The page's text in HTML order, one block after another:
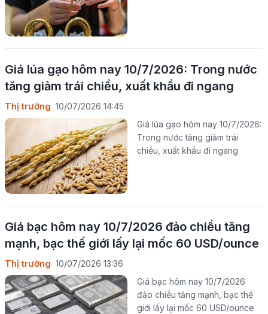
Giá lúa gạo hôm nay 10/7/2026: Trong nước
tăng giảm trái chiều, xuất khẩu đi ngang
Thị trường 10/07/2026 14:45
Giá lúa gạo hôm nay 10/7/2026:
Trong nước tăng giảm trái
chiều, xuất khẩu đi ngang
Giá bạc hôm nay 10/7/2026 đảo chiều tăng
mạnh, bạc thế giới lấy lại mốc 60 USD/ounce
Thị trường 10/07/2026 13:36
Giá bạc hôm nay 10/7/2026
đảo chiều tăng mạnh, bạc thế
giới lấy lại mốc 60 USD/ounce